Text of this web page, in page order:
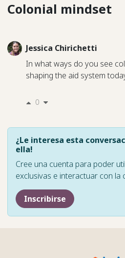
Colonial mindset
Jessica Chirichetti
In what ways do you see
shaping the aid system
0
¿Le interesa esta
ella!
Cree una cuenta para poder
exclusivas e interactuar con la
Inscribirse